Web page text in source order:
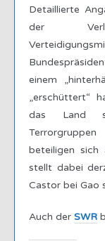
Detaillierte
der
einem
„erschüttert“
das Land
beteiligen sich
stellt dabei
Castor bei Gao
Auch der SWR